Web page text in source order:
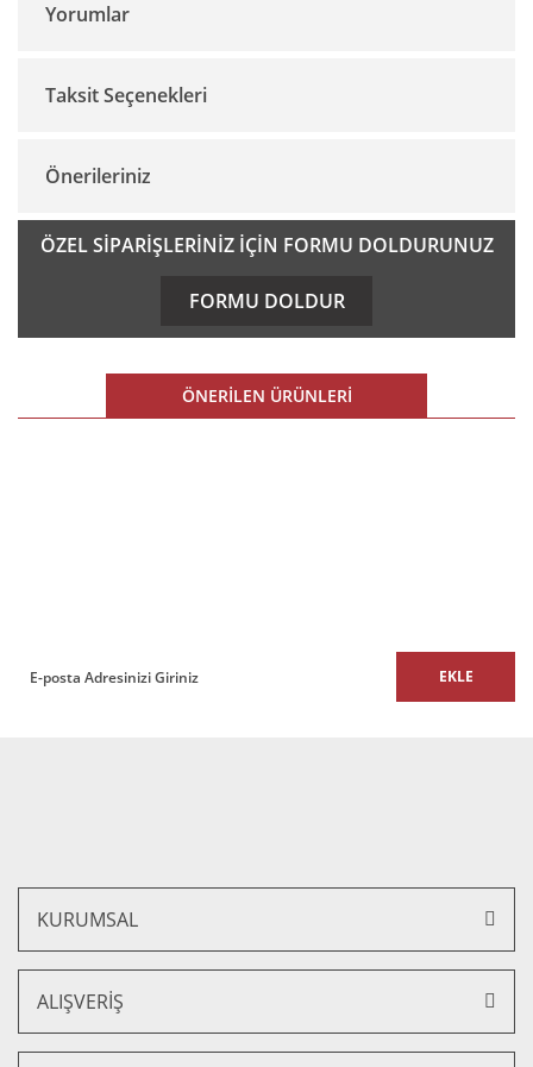
Yorumlar
Bu ürüne ilk yorumu siz yapın!
Taksit Seçenekleri
Önerileriniz
Bu ürünün fiyat bilgisi, resim, ürün açıklamalarında ve diğer
konularda yetersiz gördüğünüz noktaları öneri formunu
kullanarak tarafımıza iletebilirsiniz.
Ürün resmi kalitesiz, bozuk veya görüntülenemiyor.
Ürün açıklamasında eksik bilgiler bulunuyor.
ÖZEL SİPARİŞLERİNİZ İÇİN FORMU DOLDURUNUZ
FORMU DOLDUR
ÖNERİLEN ÜRÜNLERİ
EKLE
KURUMSAL
ALIŞVERİŞ